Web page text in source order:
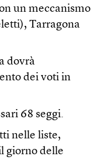
un meccanismo
Tarragona
dovrà
dei voti in
68 seggi.
nelle liste,
giorno delle